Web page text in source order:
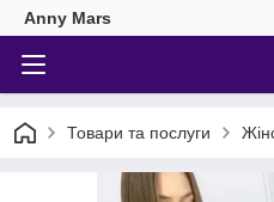
Anny Mars
Товари та послуги